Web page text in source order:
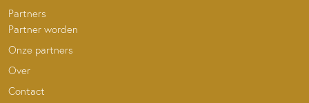
Partners
Partner worden
Onze partners
Over
Contact